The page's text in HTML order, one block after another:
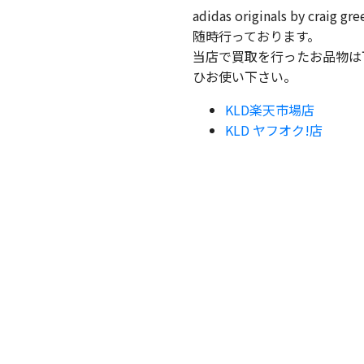
adidas originals by craig
随時行っております。
当店で買取を行ったお品物
ひお使い下さい。
KLD楽天市場店
KLD ヤフオク!店